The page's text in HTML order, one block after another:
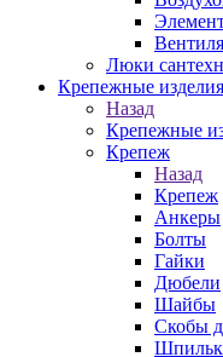
Люки
Крепежные изделия
Назад
Крепежные
Крепеж
Назад
Крепеж
Анкеры
Болты
Гайки
Дюбели
Шайбы
Скобы